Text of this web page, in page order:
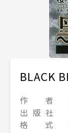
BLACK
作 者
出 版 社
格 式